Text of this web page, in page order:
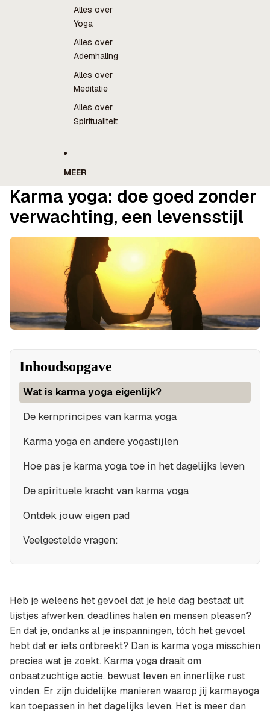
Alles over
Yoga
Alles over
Ademhaling
Alles over
Meditatie
Alles over
Spiritualiteit
MEER
Karma yoga: doe goed zonder
verwachting, een levensstijl
Inhoudsopgave
Wat is karma yoga eigenlijk?
De kernprincipes van karma yoga
Karma yoga en andere yogastijlen
Hoe pas je karma yoga toe in het dagelijks leven
De spirituele kracht van karma yoga
Ontdek jouw eigen pad
Veelgestelde vragen:
Heb je weleens het gevoel dat je hele dag bestaat uit
lijstjes afwerken, deadlines halen en mensen pleasen?
En dat je, ondanks al je inspanningen, tóch het gevoel
hebt dat er iets ontbreekt? Dan is karma yoga misschien
precies wat je zoekt. Karma yoga draait om
onbaatzuchtige actie, bewust leven en innerlijke rust
vinden. Er zijn duidelijke manieren waarop jij karmayoga
kan toepassen in het dagelijks leven. Het is meer dan